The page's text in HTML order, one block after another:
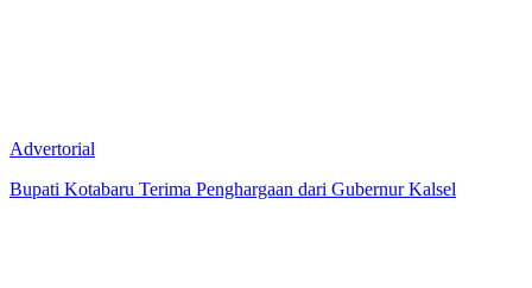
Advertorial
Bupati Kotabaru Terima Penghargaan dari Gubernur Kalsel